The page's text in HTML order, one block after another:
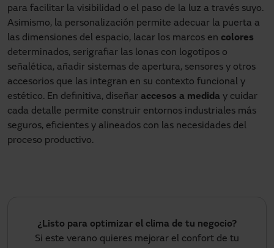
para facilitar la visibilidad o el paso de la luz a través suyo.
Asimismo, la personalización permite adecuar la puerta a
las dimensiones del espacio, lacar los marcos en colores
determinados, serigrafiar las lonas con logotipos o
señalética, añadir sistemas de apertura, sensores y otros
accesorios que las integran en su contexto funcional y
estético. En definitiva, diseñar accesos a medida y cuidar
cada detalle permite construir entornos industriales más
seguros, eficientes y alineados con las necesidades del
proceso productivo.
¿Listo para optimizar el clima de tu negocio?
Si este verano quieres mejorar el confort de tu